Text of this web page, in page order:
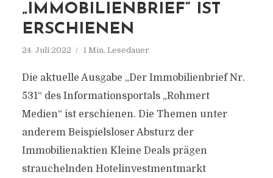
„IMMOBILIENBRIEF“ IST
ERSCHIENEN
24. Juli 2022 1 Min. Lesedauer
Die aktuelle Ausgabe „Der Immobilienbrief Nr.
531“ des Informationsportals „Rohmert
Medien“ ist erschienen. Die Themen unter
anderem Beispielsloser Absturz der
Immobilienaktien Kleine Deals prägen
strauchelnden Hotelinvestmentmarkt